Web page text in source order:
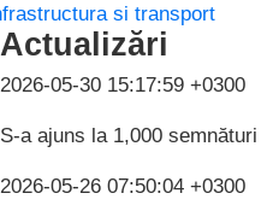
si transport
Actualizări
2026-05-30 15:17:59 +0300
S-a ajuns la 1,000 semnături
2026-05-26 07:50:04 +0300